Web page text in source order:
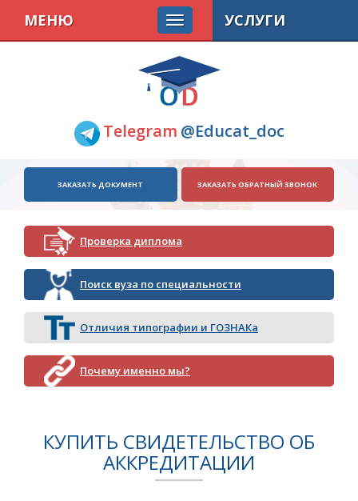
Telegram @Educat_doc
МЕНЮ
ЗАКАЗАТЬ ДОКУМЕНТ ЗАКАЗАТЬ ОБРАТНЫЙ ЗВОНОК
Проверка диплома
Поиск вуза по специальности
Отличия типографии и ГОЗНАКа
Почему именно мы?
УСЛУГИ
КУПИТЬ СВИДЕТЕЛЬСТВО ОБ
АККРЕДИТАЦИИ